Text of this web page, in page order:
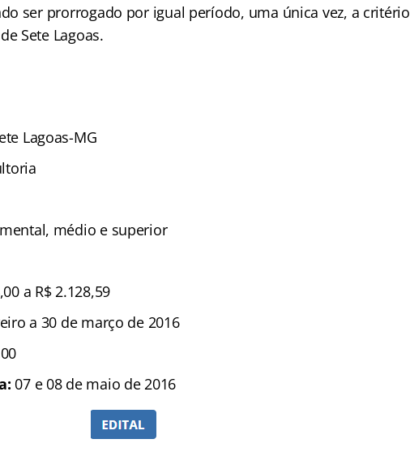
ser prorrogado por igual período, uma única vez, a critério
Sete Lagoas.
Lagoas-MG
médio e superior
a R$ 2.128,59
a 30 de março de 2016
07 e 08 de maio de 2016